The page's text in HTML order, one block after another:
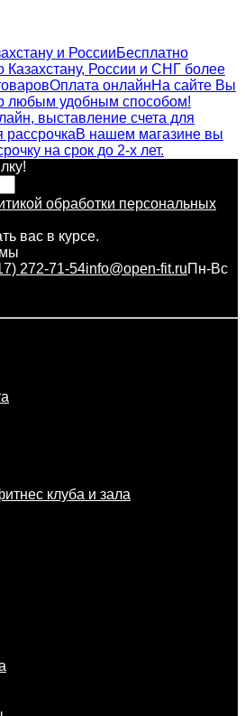
и РоссииБесплатно
Казахстану, России и СНГ более
Оплата онлайнНа сайте Вы
любым удобным способом!
выставление счета для
рассрочкаВ нашем магазине вы
на срок до 2-х лет.
обработки персональных
вас в курсе.
272-71-54info@open-fit.ruПн-Вс
клуба и зала